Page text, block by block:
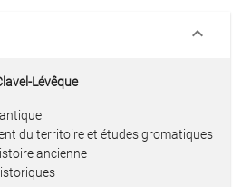
keyboard_arrow_down
Lévêque
du territoire et études gromatiques
ancienne